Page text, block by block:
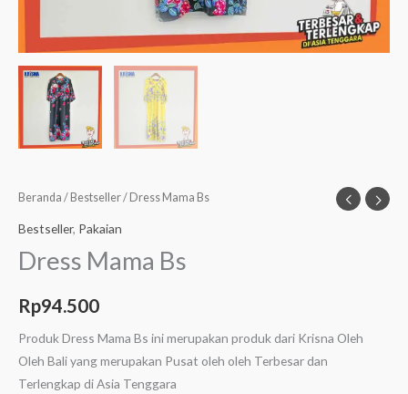
Beranda / Bestseller/ Dress Mama Bs
Bestseller, Pakaian
Dress Mama Bs
Rp94.500
Produk Dress Mama Bs ini merupakan produk dari Krisna Oleh
Oleh Bali yang merupakan Pusat oleh oleh Terbesar dan
Terlengkap di Asia Tenggara